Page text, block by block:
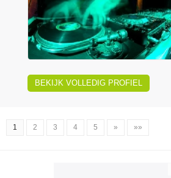
BEKIJK VOLLEDIG PROFIEL
1 2 3 4 5 » »»